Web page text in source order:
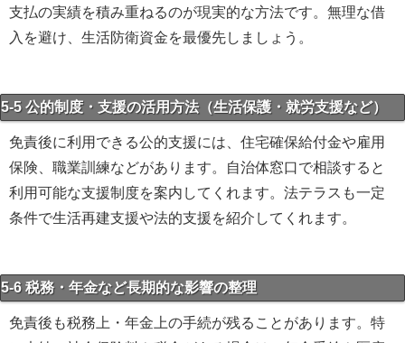
支払の実績を積み重ねるのが現実的な方法です。無理な借
入を避け、生活防衛資金を最優先しましょう。
5-5 公的制度・支援の活用方法（生活保護・就労支援など）
免責後に利用できる公的支援には、住宅確保給付金や雇用
保険、職業訓練などがあります。自治体窓口で相談すると
利用可能な支援制度を案内してくれます。法テラスも一定
条件で生活再建支援や法的支援を紹介してくれます。
5-6 税務・年金など長期的な影響の整理
免責後も税務上・年金上の手続が残ることがあります。特